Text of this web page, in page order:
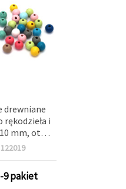
drewniane
rękodzieła i
mm, otwór
kolorów)
122019
9 pakiet